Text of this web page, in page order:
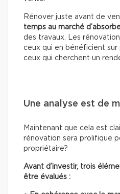
Rénover juste avant de
temps au marché
des travaux. Les
ceux qui en bénéficient sur
ceux qui cherchent un
Une analyse est de
Maintenant que cela est
rénovation sera prolifique
propriétaire?
Avant d’investir, trois
être évalués :